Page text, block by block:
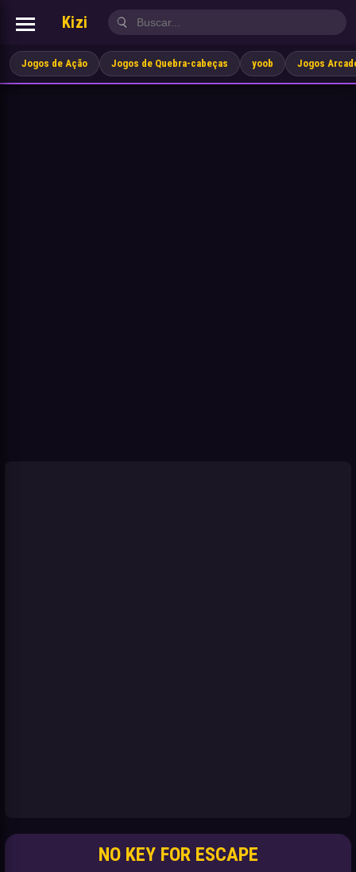
Kizi
Jogos de Ação Jogos de Quebra-cabeças yoob Jogos
NO KEY FOR ESCAPE